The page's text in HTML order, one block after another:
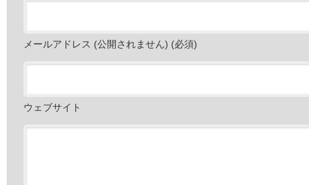
メールアドレス (公開されません) (必須)
ウェブサイト